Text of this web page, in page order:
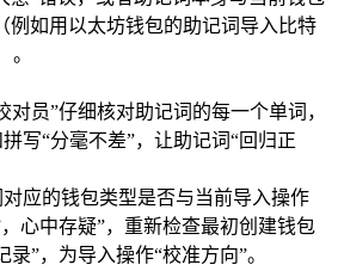
例如用以太坊钱包的助记词导入比特
。
对员”仔细核对助记词的每一个单词，
写“分毫不差”，让助记词“回归正
应的钱包类型是否与当前导入操作
心中存疑”，重新检查最初创建钱包
录”，为导入操作“校准方向”。